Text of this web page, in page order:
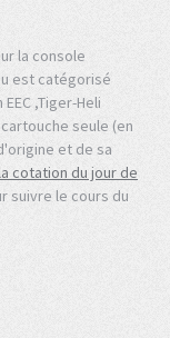
la console
est catégorisé
,Tiger-Heli
seule (en
et de sa
cotation du jour de
suivre le cours du